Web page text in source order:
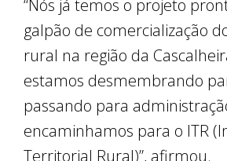
“Nós já temos o projeto
galpão de comercialização
rural na região da
estamos desmembrando
passando para
encaminhamos para o ITR
Territorial Rural)”, afirmou.